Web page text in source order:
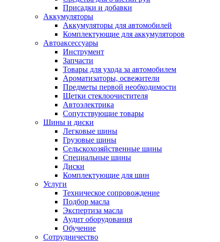
Присадки и добавки
Аккумуляторы
Аккумуляторы для автомобилей
Комплектующие для аккумуляторов
Автоаксессуары
Инструмент
Запчасти
Товары для ухода за автомобилем
Ароматизаторы, освежители
Предметы первой необходимости
Щетки стеклоочистителя
Автоэлектрика
Сопутствующие товары
Шины и диски
Легковые шины
Грузовые шины
Сельскохозяйственные шины
Специальные шины
Диски
Комплектующие для шин
Услуги
Техническое сопровождение
Подбор масла
Экспертиза масла
Аудит оборудования
Обучение
Сотрудничество